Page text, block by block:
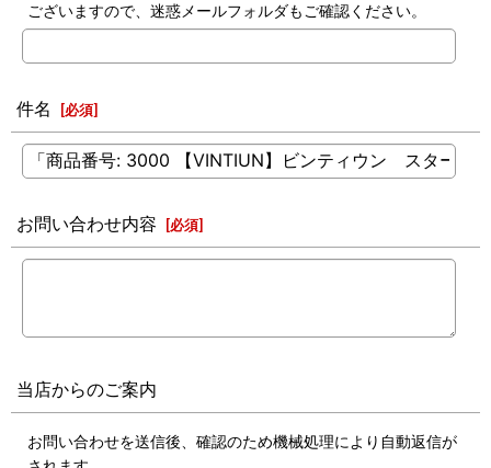
ございますので、迷惑メールフォルダもご確認ください。
件名 [必須]
お問い合わせ内容 [必須]
当店からのご案内
お問い合わせを送信後、確認のため機械処理により自動返信が